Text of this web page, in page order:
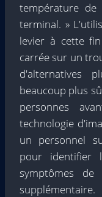
température
terminal. »
levier à cette
carrée sur un
d'alternatives
beaucoup plus
personnes
technologie
un personnel
pour identifier
symptômes de